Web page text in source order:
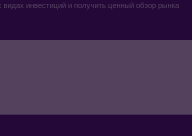
инвестиций и получить ценный обзор рынка